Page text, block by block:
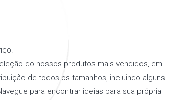
do nossos produtos mais vendidos, em
de todos os tamanhos, incluindo alguns
para encontrar ideias para sua própria